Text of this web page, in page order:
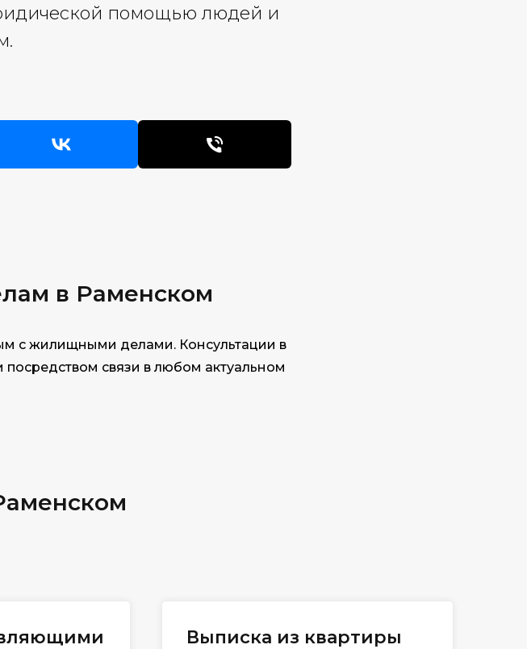
помощью людей и
в Раменском
с жилищными делами. Консультации в
связи в любом актуальном
Выписка из квартиры